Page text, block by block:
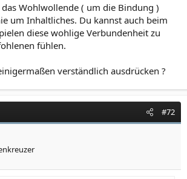
Wohlwollende ( um die Bindung )
um Inhaltliches. Du kannst auch beim
diese wohlige Verbundenheit zu
fühlen.
verständlich ausdrücken ?
#72